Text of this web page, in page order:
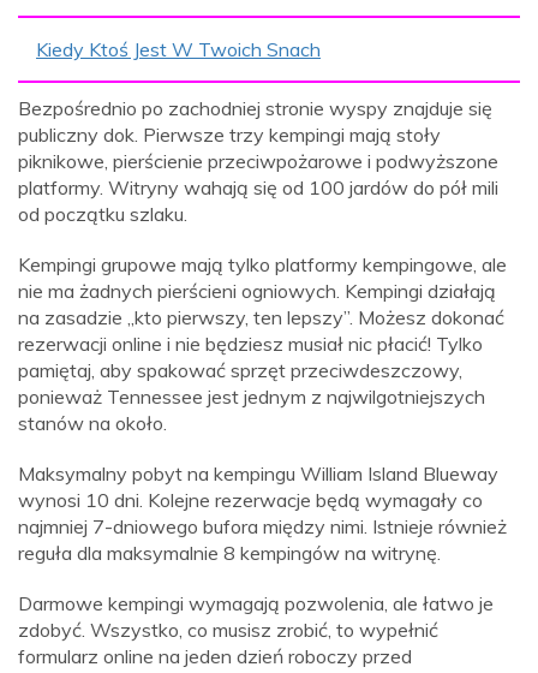
Kiedy Ktoś Jest W Twoich Snach
Bezpośrednio po zachodniej stronie wyspy znajduje się
publiczny dok. Pierwsze trzy kempingi mają stoły
piknikowe, pierścienie przeciwpożarowe i podwyższone
platformy. Witryny wahają się od 100 jardów do pół mili
od początku szlaku.
Kempingi grupowe mają tylko platformy kempingowe, ale
nie ma żadnych pierścieni ogniowych. Kempingi działają
na zasadzie „kto pierwszy, ten lepszy”. Możesz dokonać
rezerwacji online i nie będziesz musiał nic płacić! Tylko
pamiętaj, aby spakować sprzęt przeciwdeszczowy,
ponieważ Tennessee jest jednym z najwilgotniejszych
stanów na około.
Maksymalny pobyt na kempingu William Island Blueway
wynosi 10 dni. Kolejne rezerwacje będą wymagały co
najmniej 7-dniowego bufora między nimi. Istnieje również
reguła dla maksymalnie 8 kempingów na witrynę.
Darmowe kempingi wymagają pozwolenia, ale łatwo je
zdobyć. Wszystko, co musisz zrobić, to wypełnić
formularz online na jeden dzień roboczy przed